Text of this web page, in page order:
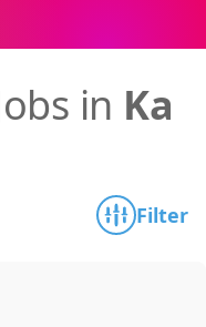
in Ka
Filter